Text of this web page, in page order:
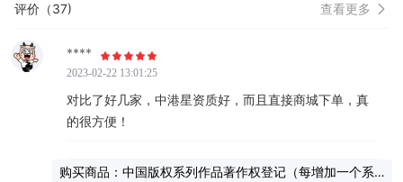
评价（37) 查看更多
****
2023-02-22 13:01:25
对比了好几家，中港星资质好，而且直接商城下单，真
的很方便！
购买商品：中国版权系列作品著作权登记（每增加一个系